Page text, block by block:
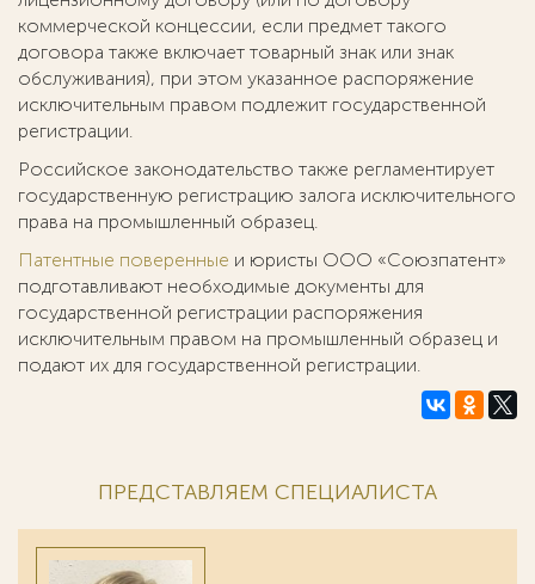
коммерческой концессии, если предмет такого
договора также включает товарный знак или знак
обслуживания), при этом указанное распоряжение
исключительным правом подлежит государственной
регистрации.
Российское законодательство также регламентирует
государственную регистрацию залога исключительного
права на промышленный образец.
Патентные поверенные и юристы ООО «Союзпатент»
подготавливают необходимые документы для
государственной регистрации распоряжения
исключительным правом на промышленный образец и
подают их для государственной регистрации.
ПРЕДСТАВЛЯЕМ СПЕЦИАЛИСТА